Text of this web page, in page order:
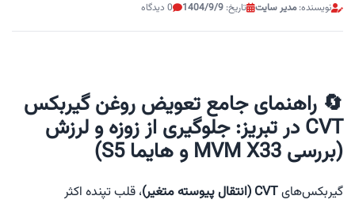
نویسنده:مدیر سایت تاریخ: 1404/9/9 0 دیدگاه
🔄 راهنمای جامع تعویض روغن گیربکس
CVT در تبریز: جلوگیری از زوزه و لرزش
(بررسی MVM X33 و هایما S5)
گیربکس‌هایCVT (انتقال پیوسته متغیر)
، قلب تپنده اکثر